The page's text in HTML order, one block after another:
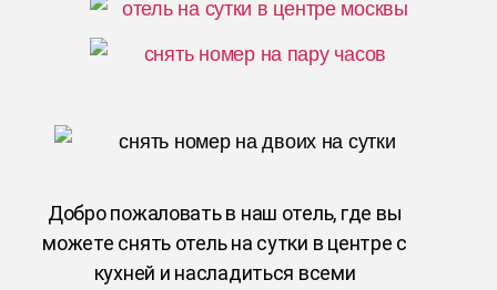
Добро пожаловать в наш отель, где вы
можете снять отель на сутки в центре с
кухней и насладиться всеми